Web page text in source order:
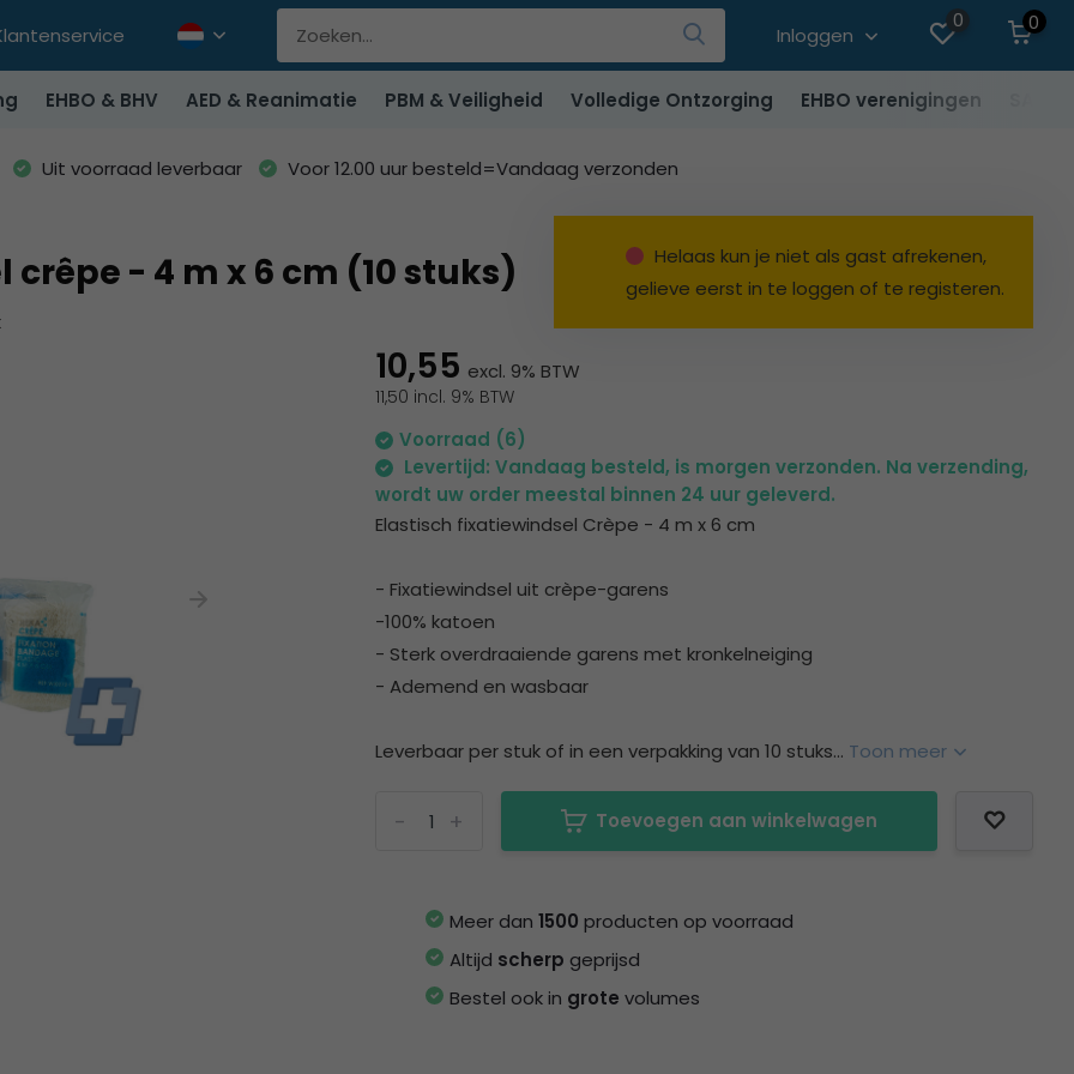
Inloggen
0
0
EHBO & BHV AED & Reanimatie PBM & Veiligheid Volledige Ontzorging EHBO verenigingen
Uit voorraad leverbaar Voor 12.00 uur besteld=Vandaag verzonden
Helaas kun je niet als gast afrekenen,
gelieve eerst in te loggen of te registeren.
crêpe - 4 m x 6 cm (10 stuks)
10,55 excl. 9% BTW
11,50 incl. 9% BTW
Voorraad (6)
Levertijd: Vandaag besteld, is morgen verzonden. Na verzending,
wordt uw order meestal binnen 24 uur geleverd.
Elastisch fixatiewindsel Crèpe - 4 m x 6 cm
- Fixatiewindsel uit crèpe-garens
-100% katoen
- Sterk overdraaiende garens met kronkelneiging
- Ademend en wasbaar
Leverbaar per stuk of in een verpakking van 10 stuks... Toon meer
+
- Toevoegen aan winkelwagen
Meer dan1500 producten op voorraad
Altijd scherp geprijsd
Bestel ook in grotevolumes